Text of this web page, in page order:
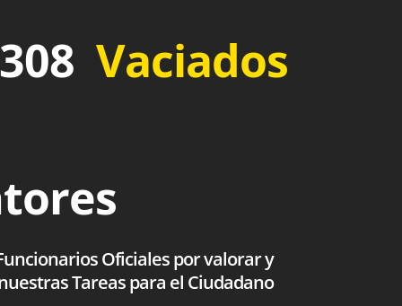
Vaciados
Oficiales por valorar y
Tareas para el Ciudadano